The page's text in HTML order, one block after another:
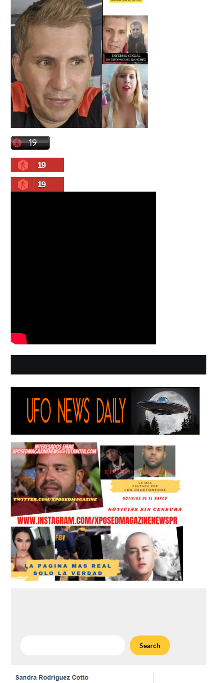
19
19
Search